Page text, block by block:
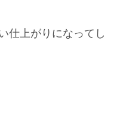
仕上がりになってし